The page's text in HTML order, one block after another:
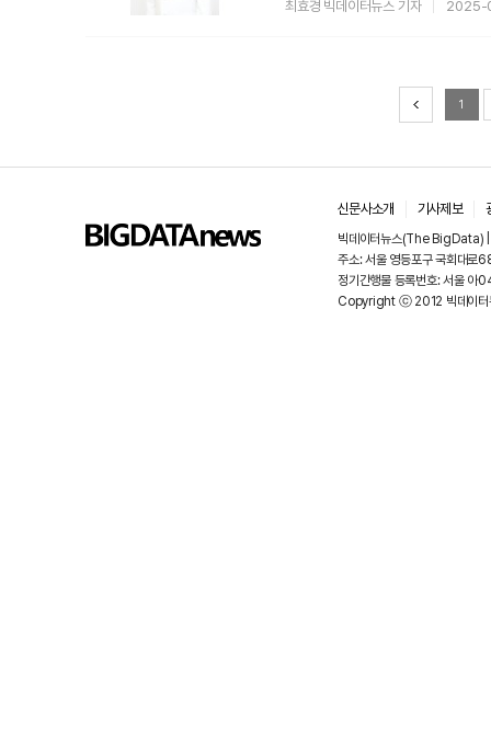
스쾃 운동도 잘못된 방법이나 개인
최효경 빅데이터뉴스 기자 2025-
1
신문사소개 기사제보
빅데이터뉴스(The BigData) |
주소: 서울 영등포구 국회
정기간행물 등록번호: 서울
Copyright ⓒ 2012 빅데이